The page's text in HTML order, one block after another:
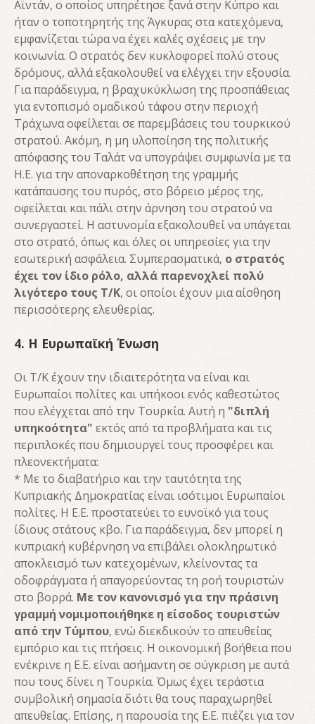
Αϊντάν, o οποίος υπηρέτησε ξανά στην Κύπρο και
ήταν ο τοποτηρητής της Άγκυρας στα κατεχόμενα,
εμφανίζεται τώρα να έχει καλές σχέσεις με την
κοινωνία. Ο στρατός δεν κυκλοφορεί πολύ στους
δρόμους, αλλά εξακολουθεί να ελέγχει την εξουσία.
Για παράδειγμα, η βραχυκύκλωση της προσπάθειας
για εντοπισμό ομαδικού τάφου στην περιοχή
Τράχωνα οφείλεται σε παρεμβάσεις του τουρκικού
στρατού. Ακόμη, η μη υλοποίηση της πολιτικής
απόφασης του Ταλάτ να υπογράψει συμφωνία με τα
Η.Ε. για την αποναρκοθέτηση της γραμμής
κατάπαυσης του πυρός, στο βόρειο μέρος της,
οφείλεται και πάλι στην άρνηση του στρατού να
συνεργαστεί. Η αστυνομία εξακολουθεί να υπάγεται
στο στρατό, όπως και όλες οι υπηρεσίες για την
εσωτερική ασφάλεια. Συμπερασματικά, ο στρατός
έχει τον ίδιο ρόλο, αλλά παρενοχλεί πολύ
λιγότερο τους Τ/Κ, οι οποίοι έχουν μια αίσθηση
περισσότερης ελευθερίας.
4. Η Ευρωπαϊκή Ένωση
Οι Τ/Κ έχουν την ιδιαιτερότητα να είναι και
Ευρωπαίοι πολίτες και υπήκοοι ενός καθεστώτος
που ελέγχεται από την Τουρκία. Αυτή η "διπλή
υπηκοότητα" εκτός από τα προβλήματα και τις
περιπλοκές που δημιουργεί τους προσφέρει και
πλεονεκτήματα:
* Με το διαβατήριο και την ταυτότητα της
Κυπριακής Δημοκρατίας είναι ισότιμοι Ευρωπαίοι
πολίτες. Η Ε.Ε. προστατεύει το ευνοϊκό για τους
ίδιους στάτους κβο. Για παράδειγμα, δεν μπορεί η
κυπριακή κυβέρνηση να επιβάλει ολοκληρωτικό
αποκλεισμό των κατεχομένων, κλείνοντας τα
οδοφράγματα ή απαγορεύοντας τη ροή τουριστών
στο βορρά. Με τον κανονισμό για την πράσινη
γραμμή νομιμοποιήθηκε η είσοδος τουριστών
από την Τύμπου, ενώ διεκδικούν το απευθείας
εμπόριο και τις πτήσεις. Η οικονομική βοήθεια που
ενέκρινε η Ε.Ε. είναι ασήμαντη σε σύγκριση με αυτά
που τους δίνει η Τουρκία. Όμως έχει τεράστια
συμβολική σημασία διότι θα τους παραχωρηθεί
απευθείας. Επίσης, η παρουσία της Ε.Ε. πιέζει για τον